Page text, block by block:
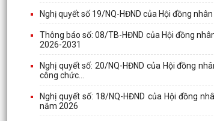
Nghị quyết số 19/NQ-HĐND của Hội đồng
Thông báo số: 08/TB-HĐND của Hội đồng
2026-2031
Nghị quyết số: 20/NQ-HĐND của Hội đồng
công chức...
Nghị quyết số: 18/NQ-HĐND của Hội đồng
năm 2026